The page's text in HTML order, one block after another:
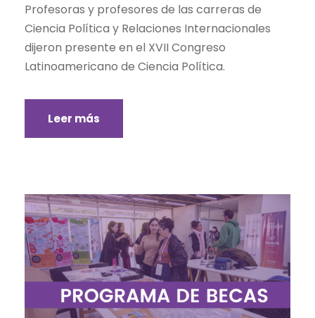
Profesoras y profesores de las carreras de
Ciencia Política y Relaciones Internacionales
dijeron presente en el XVII Congreso
Latinoamericano de Ciencia Política.
Leer más